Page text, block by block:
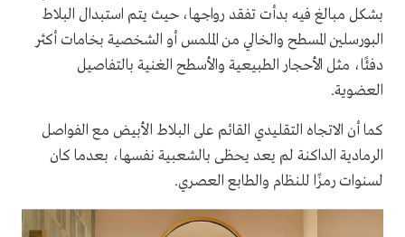
بشكل مبالغ فيه بدأت تفقد رواجها، حيث يتم استبدال البلاط
البورسلين المسطح والخالي من الملمس أو الشخصية بخامات أكثر
دفئًا، مثل الأحجار الطبيعية والأسطح الغنية بالتفاصيل
العضوية.
كما أن الاتجاه التقليدي القائم على البلاط الأبيض مع الفواصل
الرمادية الداكنة لم يعد يحظى بالشعبية نفسها، بعدما كان
لسنوات رمزًا للنظام والطابع العصري.